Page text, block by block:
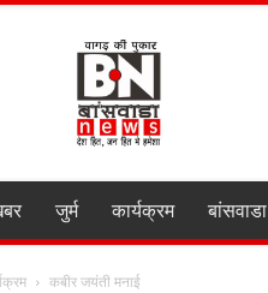
BANSWARA
NEWS
MIRZA
जुर्म कार्यक्रम बांसवाडा
कबीर जयंती मनाई